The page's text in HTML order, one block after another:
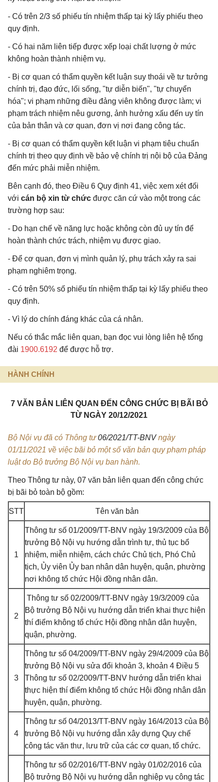
- Có trên 2/3 số phiếu tín nhiệm thấp tại kỳ lấy phiếu theo
quy định.
- Có hai năm liên tiếp được xếp loại chất lượng ở mức
không hoàn thành nhiệm vụ.
- Bị cơ quan có thẩm quyền kết luận suy thoái về tư tưởng
chính trị, đạo đức, lối sống, "tự diễn biến", "tự chuyển
hóa"; vi phạm những điều đảng viên không được làm; vi
phạm trách nhiệm nêu gương, ảnh hưởng xấu đến uy tín
của bản thân và cơ quan, đơn vị nơi đang công tác.
- Bị cơ quan có thẩm quyền kết luận vi phạm tiêu chuẩn
chính trị theo quy định về bảo vệ chính trị nội bộ của Đảng
đến mức phải miễn nhiệm.
Bên cạnh đó, theo Điều 6 Quy định 41, việc xem xét đối
với cán bộ xin từ chức được căn cứ vào một trong các
trường hợp sau:
- Do hạn chế về năng lực hoặc không còn đủ uy tín để
hoàn thành chức trách, nhiệm vụ được giao.
- Để cơ quan, đơn vị mình quản lý, phụ trách xảy ra sai
phạm nghiêm trọng.
- Có trên 50% số phiếu tín nhiệm thấp tại kỳ lấy phiếu theo
quy định.
- Vì lý do chính đáng khác của cá nhân.
Nếu có thắc mắc liên quan, bạn đọc vui lòng liên hệ tổng
đài 1900.6192 để được hỗ trợ.
HÀNH CHÍNH
7 VĂN BẢN LIÊN QUAN ĐẾN CÔNG CHỨC BỊ BÃI BỎ
TỪ NGÀY 20/12/2021
Bộ Nội vụ đã có Thông tư06/2021/TT-BNVngày
01/11/2021 về việc bãi bỏ một số văn bản quy phạm pháp
luật do Bộ trưởng Bộ Nội vụ ban hành.
Theo Thông tư này, 07 văn bản liên quan đến công chức
bị bãi bỏ toàn bộ gồm:
STT Tên văn bản
1
Thông tư số 01/2009/TT-BNV ngày 19/3/2009 của Bộ
trưởng Bộ Nội vụ hướng dẫn trình tự, thủ tục bổ
nhiệm, miễn nhiệm, cách chức Chủ tịch, Phó Chủ
tịch, Ủy viên Ủy ban nhân dân huyện, quận, phường
nơi không tổ chức Hội đồng nhân dân.
2
Thông tư số 02/2009/TT-BNV ngày 19/3/2009 của
Bộ trưởng Bộ Nội vụ hướng dẫn triển khai thực hiện
thí điểm không tổ chức Hội đồng nhân dân huyện,
quận, phường.
3
Thông tư số 04/2009/TT-BNV ngày 29/4/2009 của Bộ
trưởng Bộ Nội vụ sửa đổi khoản 3, khoản 4 Điều 5
Thông tư số 02/2009/TT-BNV hướng dẫn triển khai
thực hiện thí điểm không tổ chức Hội đồng nhân dân
huyện, quận, phường.
4
Thông tư số 04/2013/TT-BNV ngày 16/4/2013 của Bộ
trưởng Bộ Nội vụ hướng dẫn xây dựng Quy chế
công tác văn thư, lưu trữ của các cơ quan, tổ chức.
Thông tư số 02/2016/TT-BNV ngày 01/02/2016 của
Bộ trưởng Bộ Nội vụ hướng dẫn nghiệp vụ công tác